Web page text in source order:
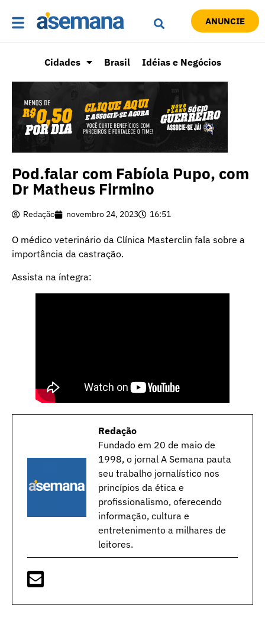
ANUNCIE
Cidades Brasil Idéias e Negócios
Pod.falar com Fabíola Pupo, com
Dr Matheus Firmino
Redação novembro 24, 2023 16:51
O médico veterinário da Clínica Masterclin fala sobre a
importância da castração.
Assista na íntegra:
Redação
Fundado em 20 de maio de
1998, o jornal A Semana pauta
seu trabalho jornalístico nos
princípios da ética e
profissionalismo, oferecendo
informação, cultura e
entretenimento a milhares de
leitores.